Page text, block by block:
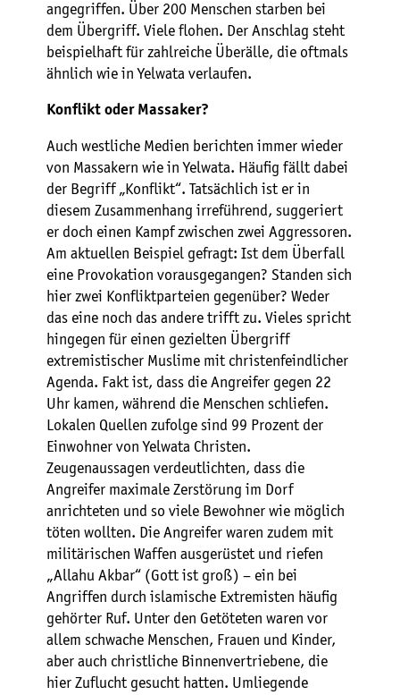
angegriffen. Über 200 Menschen starben bei
dem Übergriff. Viele flohen. Der Anschlag steht
beispielhaft für zahlreiche Überälle, die oftmals
ähnlich wie in Yelwata verlaufen.
Konflikt oder Massaker?
Auch westliche Medien berichten immer wieder
von Massakern wie in Yelwata. Häufig fällt dabei
der Begriff „Konflikt“. Tatsächlich ist er in
diesem Zusammenhang irreführend, suggeriert
er doch einen Kampf zwischen zwei Aggressoren.
Am aktuellen Beispiel gefragt: Ist dem Überfall
eine Provokation vorausgegangen? Standen sich
hier zwei Konfliktparteien gegenüber? Weder
das eine noch das andere trifft zu. Vieles spricht
hingegen für einen gezielten Übergriff
extremistischer Muslime mit christenfeindlicher
Agenda. Fakt ist, dass die Angreifer gegen 22
Uhr kamen, während die Menschen schliefen.
Lokalen Quellen zufolge sind 99 Prozent der
Einwohner von Yelwata Christen.
Zeugenaussagen verdeutlichten, dass die
Angreifer maximale Zerstörung im Dorf
anrichteten und so viele Bewohner wie möglich
töten wollten. Die Angreifer waren zudem mit
militärischen Waffen ausgerüstet und riefen
„Allahu Akbar“ (Gott ist groß) – ein bei
Angriffen durch islamische Extremisten häufig
gehörter Ruf. Unter den Getöteten waren vor
allem schwache Menschen, Frauen und Kinder,
aber auch christliche Binnenvertriebene, die
hier Zuflucht gesucht hatten. Umliegende